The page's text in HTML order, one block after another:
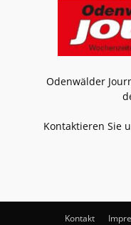
Odenwälder
Kontaktieren Sie
Kontakt